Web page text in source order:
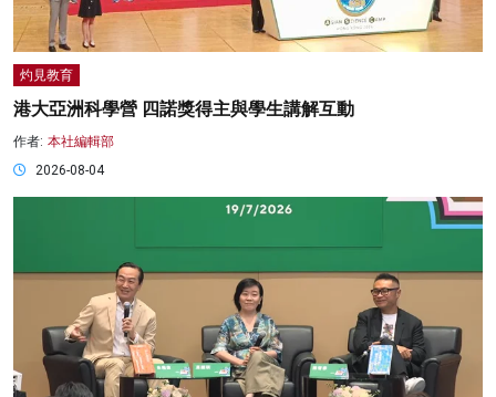
灼見教育
港大亞洲科學營 四諾獎得主與學生講解互動
作者: 本社編輯部
2026-08-04